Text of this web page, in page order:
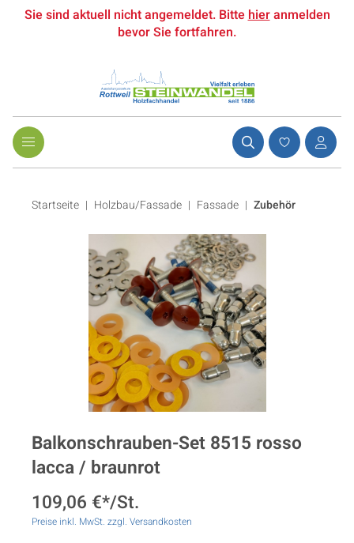
Sie sind aktuell nicht angemeldet. Bittehieranmelden
bevor Sie fortfahren.
Startseite Holzbau/Fassade | Fassade | Zubehör
Balkonschrauben-Set 8515 rosso
lacca / braunrot
109,06 €*/St.
Preise inkl. MwSt. zzgl. Versandkosten